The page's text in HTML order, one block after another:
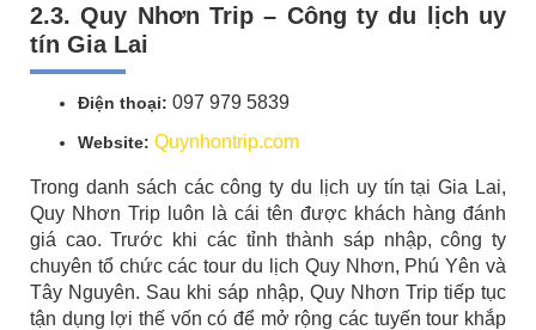
2.3. Quy Nhơn Trip – Công ty du lịch uy
tín Gia Lai
Điện thoại: 097 979 5839
Website: Quynhontrip.com
Trong danh sách các công ty du lịch uy tín tại Gia Lai,
Quy Nhơn Trip luôn là cái tên được khách hàng đánh
giá cao. Trước khi các tỉnh thành sáp nhập, công ty
chuyên tổ chức các tour du lịch Quy Nhơn, Phú Yên và
Tây Nguyên. Sau khi sáp nhập, Quy Nhơn Trip tiếp tục
tận dụng lợi thế vốn có để mở rộng các tuyến tour khắp